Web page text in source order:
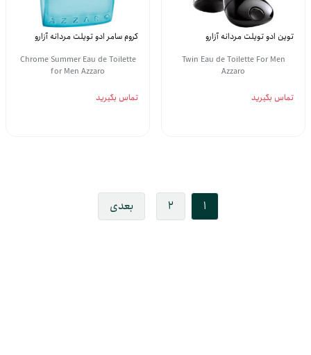
توین ادو تویلت مردانه آزارو
Twin Eau de Toilette For Men
Azzaro
تماس بگیرید
کروم سامر ادو تویلت مردانه آزارو
Chrome Summer Eau de Toilette
for Men Azzaro
تماس بگیرید
1
2 بعدی